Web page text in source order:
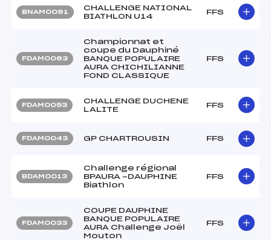
BNAM0091
CHALLENGE NATIONAL
BIATHLON U14
FFS
FDAM0063
Championnat et
coupe du Dauphiné
BANQUE POPULAIRE
AURA CHICHILIANNE
FOND CLASSIQUE
FFS
FDAM0053
CHALLENGE DUCHENE
LALITE
FFS
FDAM0043 GP CHARTROUSIN FFS
BDAM0013
Challenge régional
BPAURA -DAUPHINE
Biathlon
FFS
FDAM0033
COUPE DAUPHINE
BANQUE POPULAIRE
AURA Challenge Joël
Mouton
FFS